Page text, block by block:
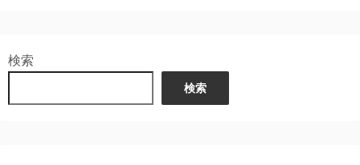
検索
検索